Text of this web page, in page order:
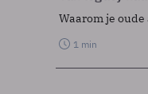
Waarom je
1 min